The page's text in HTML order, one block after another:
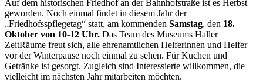
Auf dem historischen Friedhof an der Bahnhofstraße ist es Herbst
geworden. Noch einmal findet in diesem Jahr der
„Friedhofsspflegetag“ statt, am kommenden Samstag, den 18.
Oktober von 10-12 Uhr. Das Team des Museums Haller
ZeitRäume freut sich, alle ehrenamtlichen Helferinnen und Helfer
vor der Winterpause noch einmal zu sehen. Für Kuchen und
Getränke ist gesorgt. Zugleich sind Interessierte willkommen, die
vielleicht im nächsten Jahr mitarbeiten möchten.